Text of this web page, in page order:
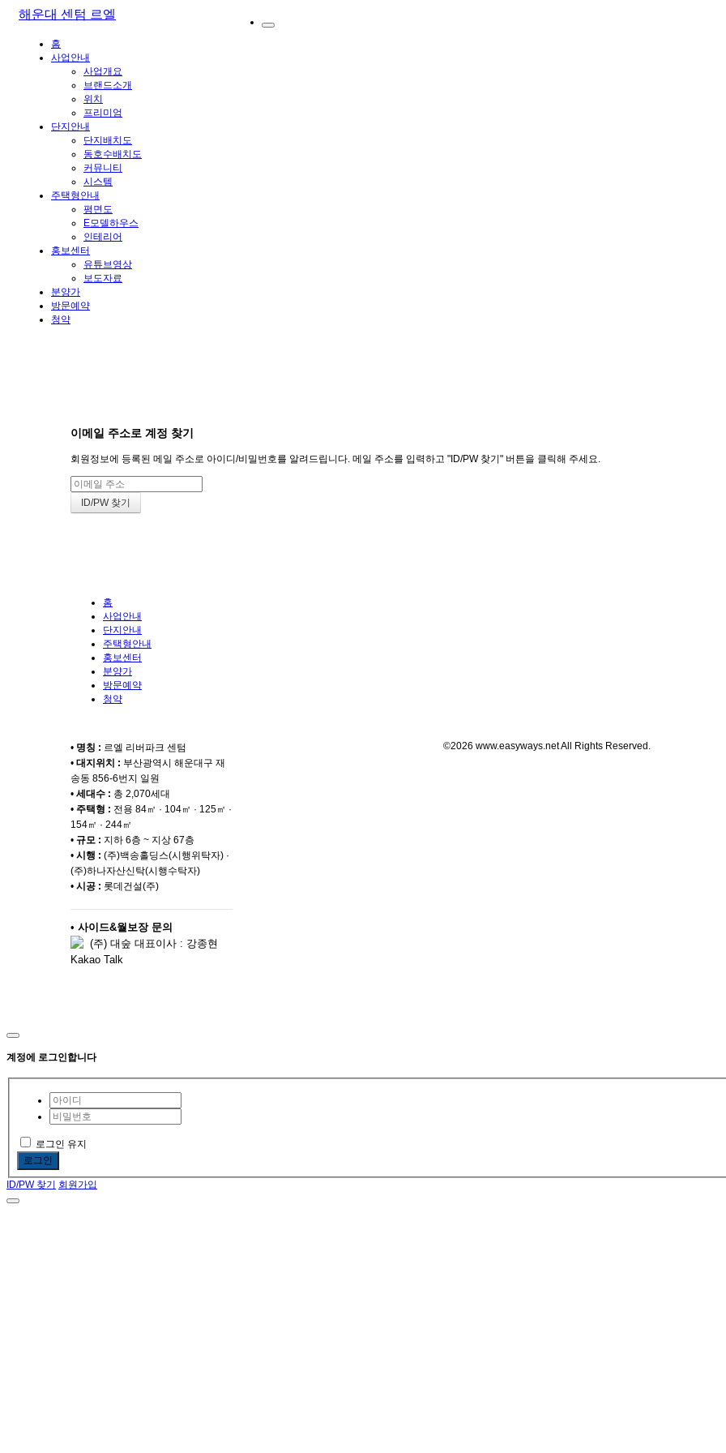
해운대 센텀 르엘
홈
사업안내
사업개요
브랜드소개
위치
프리미엄
단지안내
단지배치도
동호수배치도
커뮤니티
시스템
주택형안내
평면도
E모델하우스
인테리어
홍보센터
유튜브영상
보도자료
분양가
방문예약
청약
이메일 주소로 계정 찾기
회원정보에 등록된 메일 주소로 아이디/비밀번호를 알려드립니다. 메일 주소를 입력하고 "ID/PW 찾기" 버튼을 클릭해 주세요.
홈
사업안내
단지안내
주택형안내
홍보센터
분양가
방문예약
청약
• 명칭 : 르엘 리버파크 센텀
• 대지위치 : 부산광역시 해운대구 재
송동 856-6번지 일원
• 세대수 : 총 2,070세대
• 주택형 : 전용 84㎡ · 104㎡ · 125㎡ ·
154㎡ · 244㎡
• 규모 : 지하 6층 ~ 지상 67층
• 시행 : (주)백송홀딩스(시행위탁자) ·
(주)하나자산신탁(시행수탁자)
• 시공 : 롯데건설(주)
• 사이드&월보장 문의
(주) 대숲 대표이사 : 강종현
Kakao Talk
©2026 www.easyways.net All Rights Reserved.
계정에 로그인합니다
로그인 유지
로그인
ID/PW 찾기 회원가입